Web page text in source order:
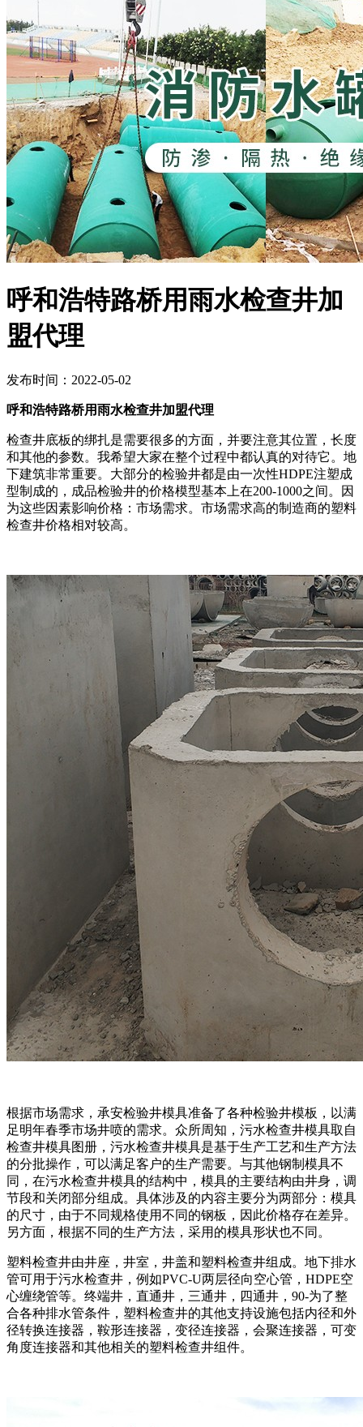
呼和浩特路桥用雨水检查井加
盟代理
发布时间：2022-05-02
呼和浩特路桥用雨水检查井加盟代理
检查井底板的绑扎是需要很多的方面，并要注意其位置，长度
和其他的参数。我希望大家在整个过程中都认真的对待它。地
下建筑非常重要。大部分的检验井都是由一次性HDPE注塑成
型制成的，成品检验井的价格模型基本上在200-1000之间。因
为这些因素影响价格：市场需求。市场需求高的制造商的塑料
检查井价格相对较高。
根据市场需求，承安检验井模具准备了各种检验井模板，以满
足明年春季市场井喷的需求。众所周知，污水检查井模具取自
检查井模具图册，污水检查井模具是基于生产工艺和生产方法
的分批操作，可以满足客户的生产需要。与其他钢制模具不
同，在污水检查井模具的结构中，模具的主要结构由井身，调
节段和关闭部分组成。具体涉及的内容主要分为两部分：模具
的尺寸，由于不同规格使用不同的钢板，因此价格存在差异。
另方面，根据不同的生产方法，采用的模具形状也不同。
塑料检查井由井座，井室，井盖和塑料检查井组成。地下排水
管可用于污水检查井，例如PVC-U两层径向空心管，HDPE空
心缠绕管等。终端井，直通井，三通井，四通井，90-为了整
合各种排水管条件，塑料检查井的其他支持设施包括内径和外
径转换连接器，鞍形连接器，变径连接器，会聚连接器，可变
角度连接器和其他相关的塑料检查井组件。